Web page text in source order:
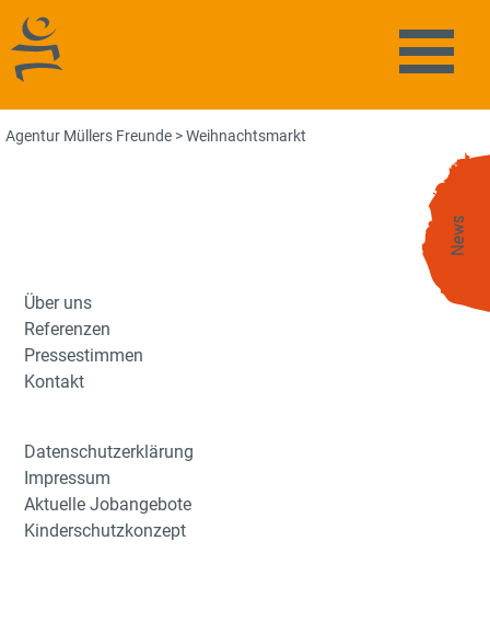
Agentur Müllers Freunde
News
Agentur Müllers Freunde >Weihnachtsmarkt
Über uns
Referenzen
Pressestimmen
Kontakt
Datenschutzerklärung
Impressum
Aktuelle Jobangebote
Kinderschutzkonzept